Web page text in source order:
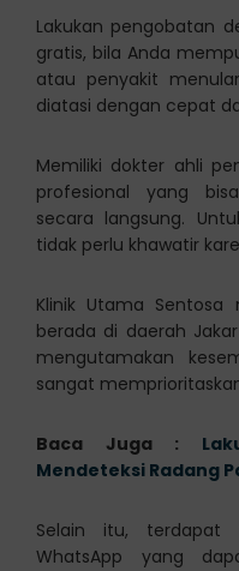
Lakukan pengobatan
gratis, bila Anda
atau penyakit
diatasi dengan cepat
Memiliki dokter ahli
profesional yang
secara langsung.
tidak perlu khawatir
Klinik Utama Sentosa
berada di daerah
mengutamakan
sangat
Baca Juga :
Mendeteksi Radang
Selain itu, terdapat
WhatsApp yang